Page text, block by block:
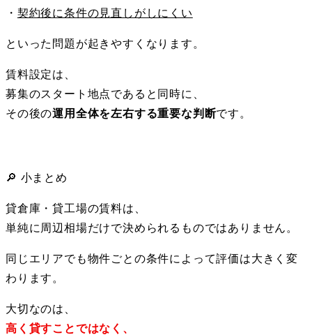
・ 契約後に条件の見直しがしにくい
といった問題が起きやすくなります。
賃料設定は、
募集のスタート地点であると同時に、
その後の運用全体を左右する重要な判断です。
🔎 小まとめ
貸倉庫・貸工場の賃料は、
単純に周辺相場だけで決められるものではありません。
同じエリアでも物件ごとの条件によって評価は大きく変
わります。
大切なのは、
高く貸すことではなく、